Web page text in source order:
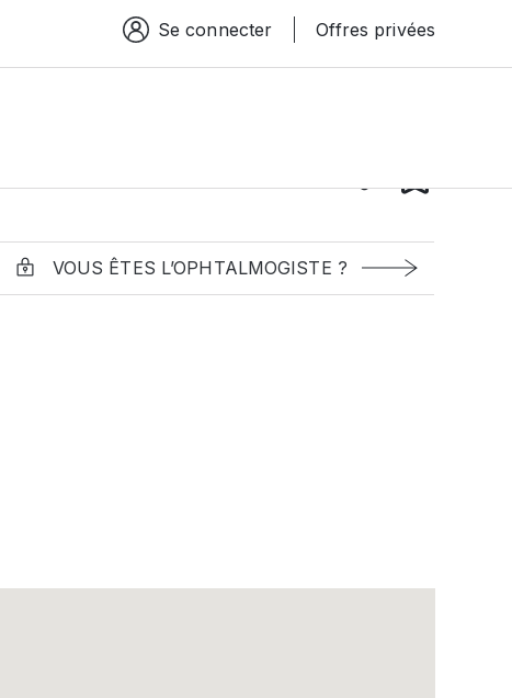
Espace connexion
Se connecter Offres privées
VOUS ÊTES L’OPHTALMOGISTE ?